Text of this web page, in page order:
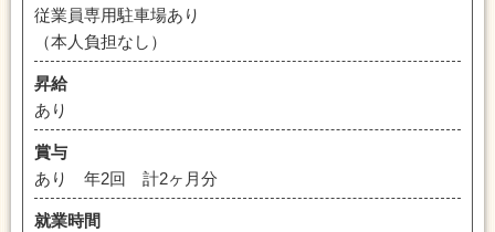
従業員専用駐車場あり
（本人負担なし）
昇給
あり
賞与
あり 年2回 計2ヶ月分
就業時間